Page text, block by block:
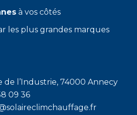
à vos côtés
les plus grandes marques
de l’Industrie, 74000 Annecy
09 36